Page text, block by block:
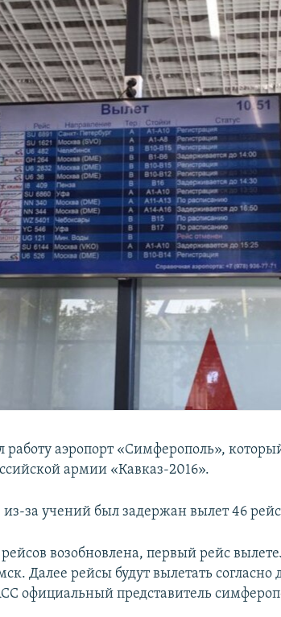
аэропорт «Симферополь»,
армии «Кавказ-2016».
из-за учений был задержан вылет 46
возобновлена, первый рейс
Далее рейсы будут вылетать
официальный представитель